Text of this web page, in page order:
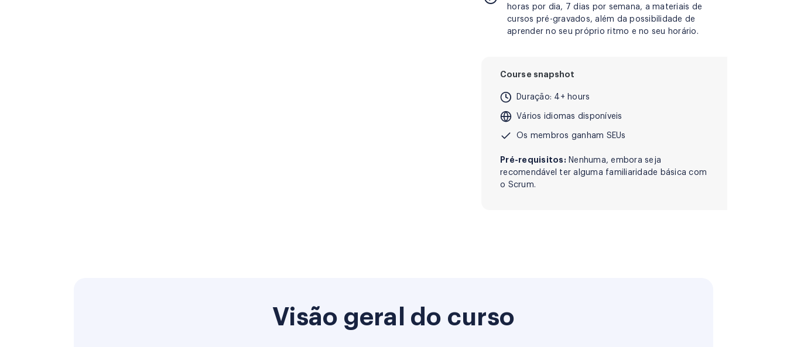
horas por dia, 7 dias por semana, a materiais de
cursos pré-gravados, além da possibilidade de
aprender no seu próprio ritmo e no seu horário.
Course snapshot
Duração: 4+ hours
Vários idiomas disponíveis
Os membros ganham SEUs
Pré-requisitos: Nenhuma, embora seja
recomendável ter alguma familiaridade básica com
o Scrum.
Visão geral do curso